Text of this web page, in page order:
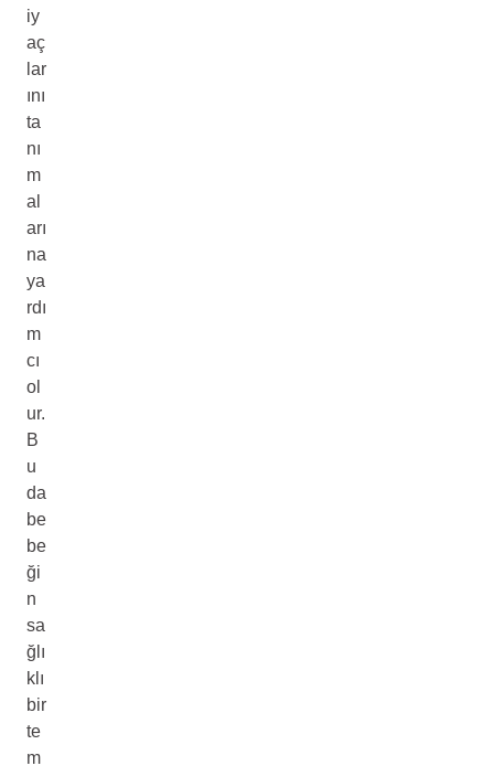
iy
aç
lar
ını
ta
nı
m
al
arı
na
ya
rdı
m
cı
ol
ur.
B
u
da
be
be
ği
n
sa
ğlı
klı
bir
te
m